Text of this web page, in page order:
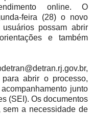
online. O
feira (28) o novo
possam abrir
e também
abrir o processo,
junto
(SEI). Os documentos
sem a necessidade de